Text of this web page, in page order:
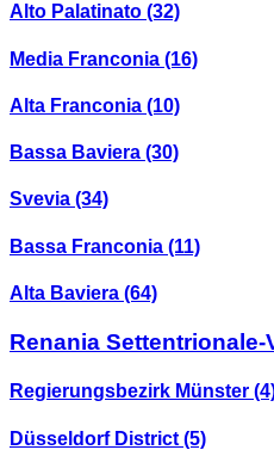
Alto Palatinato (32)
Media Franconia (16)
Alta Franconia (10)
Bassa Baviera (30)
Svevia (34)
Bassa Franconia (11)
Alta Baviera (64)
Renania Settentrionale-
Regierungsbezirk Münster
Düsseldorf District (5)